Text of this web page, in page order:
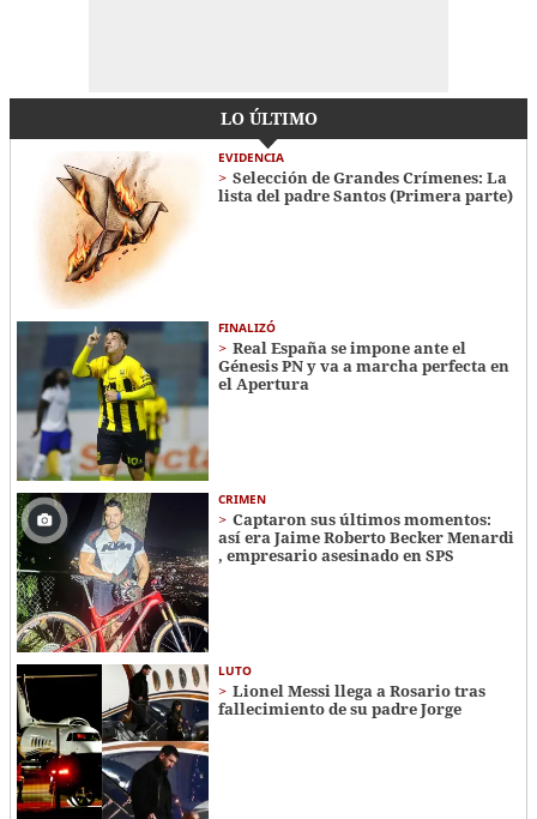
LO ÚLTIMO
EVIDENCIA
Selección de Grandes Crímenes: La
lista del padre Santos (Primera parte)
FINALIZÓ
Real España se impone ante el
Génesis PN y va a marcha perfecta en
el Apertura
CRIMEN
Captaron sus últimos momentos:
así era Jaime Roberto Becker Menardi​​​
, empresario asesinado en SPS
LUTO
Lionel Messi llega a Rosario tras
fallecimiento de su padre Jorge